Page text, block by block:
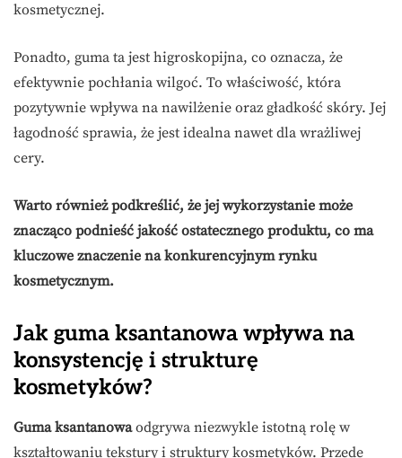
kosmetycznej.
Ponadto, guma ta jest higroskopijna, co oznacza, że
efektywnie pochłania wilgoć. To właściwość, która
pozytywnie wpływa na nawilżenie oraz gładkość skóry. Jej
łagodność sprawia, że jest idealna nawet dla wrażliwej
cery.
Warto również podkreślić, że jej wykorzystanie może
znacząco podnieść jakość ostatecznego produktu, co ma
kluczowe znaczenie na konkurencyjnym rynku
kosmetycznym.
Jak guma ksantanowa wpływa na
konsystencję i strukturę
kosmetyków?
Guma ksantanowaodgrywa niezwykle istotną rolę w
kształtowaniu tekstury i struktury kosmetyków. Przede